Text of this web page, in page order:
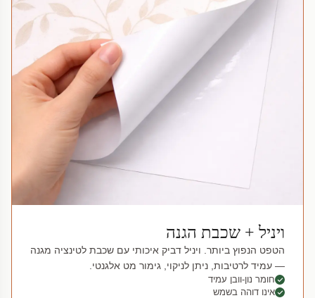
ויניל + שכבת הגנה
הטפט הנפוץ ביותר. ויניל דביק איכותי עם שכבת לטינציה מגנה
— עמיד לרטיבות, ניתן לניקוי, גימור מט אלגנטי.
חומר נון-וובן עמיד
אינו דוהה בשמש